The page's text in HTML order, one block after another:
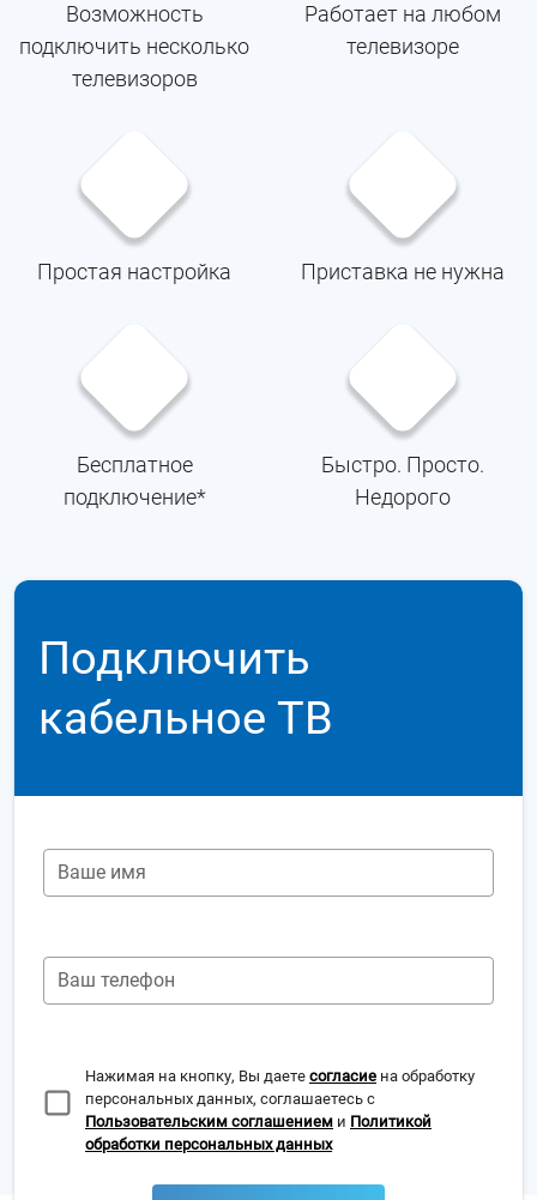
Возможность
подключить несколько
телевизоров
Работает на любом
телевизоре
Простая настройка Приставка не нужна
Бесплатное
подключение*
Быстро. Просто.
Недорого
Подключить
кабельное ТВ
Ваше имя
Ваш телефон
Нажимая на кнопку, Вы даете согласие на обработку
персональных данных, соглашаетесь с
Пользовательским соглашением и Политикой
обработки персональных данных